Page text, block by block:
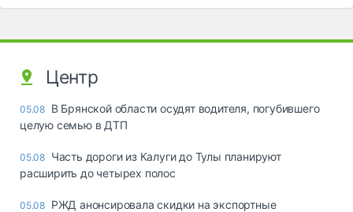
Центр
05.08 В Брянской области осудят водителя, погубившего
целую семью в ДТП
05.08 Часть дороги из Калуги до Тулы планируют
расширить до четырех полос
05.08 РЖД анонсировала скидки на экспортные